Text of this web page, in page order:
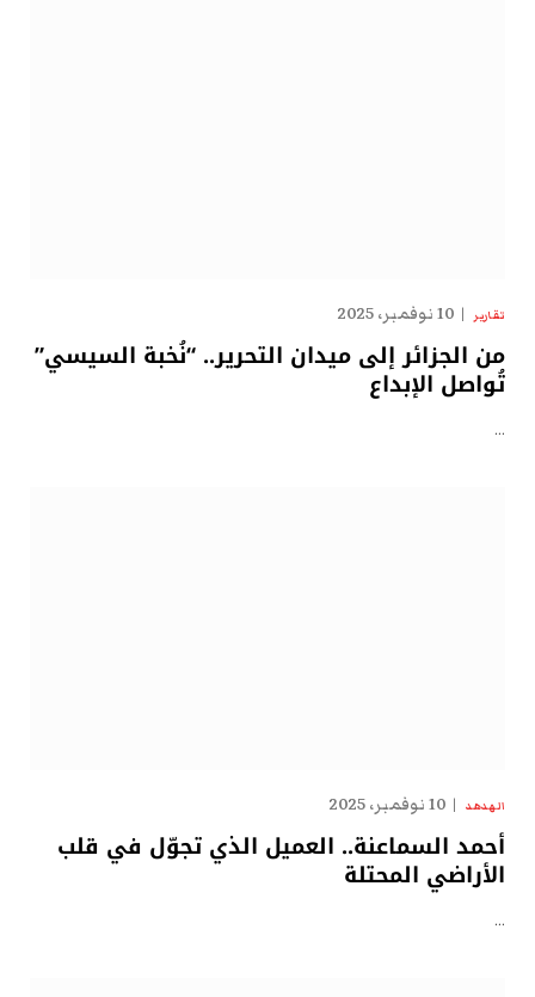
تقارير 10 نوفمبر، 2025
من الجزائر إلى ميدان التحرير.. “نُخبة السيسي”
تُواصل الإبداع
…
الهدهد 10 نوفمبر، 2025
أحمد السماعنة.. العميل الذي تجوّل في قلب
الأراضي المحتلة
…